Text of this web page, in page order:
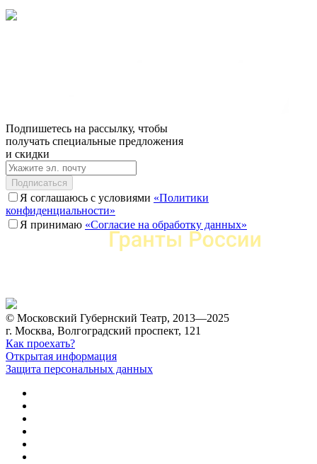
Подпишетесь на рассылку, чтобы
получать специальные предложения
и скидки
Подписаться
Я соглашаюсь с условиями «Политики
конфиденциальности»
Я принимаю «Согласие на обработку данных»
© Московский Губернский Театр, 2013—2025
г. Москва, Волгоградский проспект, 121
Как проехать?
Открытая информация
Защита персональных данных